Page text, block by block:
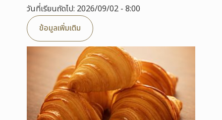
วันที่เรียนถัดไป: 2026/09/02 - 8:00
ข้อมูลเพิ่มเติม